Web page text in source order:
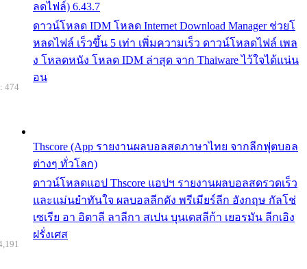
ลดไฟล์) 6.43.7
ดาวน์โหลด IDM โหลด Internet Download Manager ช่วยโ
หลดไฟล์ เร็วขึ้น 5 เท่า เพิ่มความเร็ว ดาวน์โหลดไฟล์ เพล
ง โหลดหนัง โหลด IDM ล่าสุด จาก Thaiware ไว้ใจได้แน่น
อน
Thscore (App รายงานผลบอลสดภาษาไทย จากลีกฟุตบอล
ต่างๆ ทั่วโลก)
ดาวน์โหลดแอป Thscore แอปฯ รายงานผลบอลสดรวดเร็ว
และแม่นยำทันใจ ผลบอลลีกดัง พรีเมียร์ลีก อังกฤษ กัลโช่
เซเรีย อา อิตาลี ลาลีกา สเปน บุนเดสลีก้า เยอรมัน ลีกเอิง
ฝรั่งเศส
474